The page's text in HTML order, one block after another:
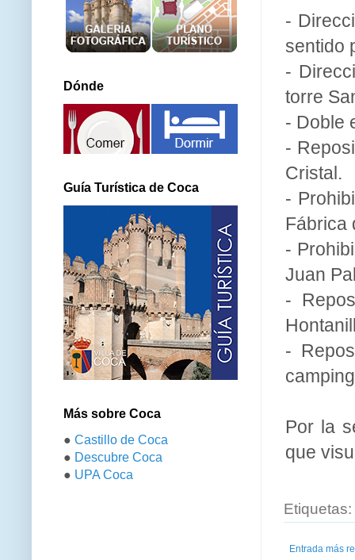
-
sentido
-
torre
- Doble
-
Cristal.
-
Fábrica
-
Juan
-
-
Por la
que
Etiquetas:
Entrada más
Dónde
Guía Turística de Coca
Más sobre Coca
● Castillo de Coca
● Descubre Coca
● UPA Coca